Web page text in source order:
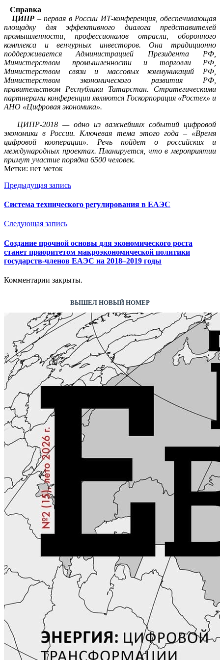
Справка
ЦИПР – первая в России ИТ-конференция, обеспечивающая
площадку для эффективного диалога представителей
промышленности, профессионалов отрасли, оборонного
комплекса и венчурных инвесторов.Онатрадиционно
поддерживается Администрацией Президента РФ,
Министерством промышленности и торговли РФ,
Министерством связи и массовых коммуникаций РФ,
Министерством экономического развития РФ,
правительством Республики Татарстан. Стратегическими
партнерами конференции являются Госкорпорация «Ростех» и
АНО «Цифровая экономика».
ЦИПР-2018 — одно из важнейших событий цифровой
экономики в России. Ключевая тема этого года – «Время
цифровой кооперации». Речь пойдет о российских и
международных проектах. Планируется, что в мероприятии
примут участие порядка 6500 человек.​
Метки: нет меток
Предыдущая запись
Система технического регулирования в ЕАЭС
Следующая запись
Создание прочной основы для экономического роста
станет приоритетом макроэкономической политики
государств-членов ЕАЭС на 2018–2019 годы
Комментарии закрыты.
ВЫШЕЛ НОВЫЙ НОМЕР